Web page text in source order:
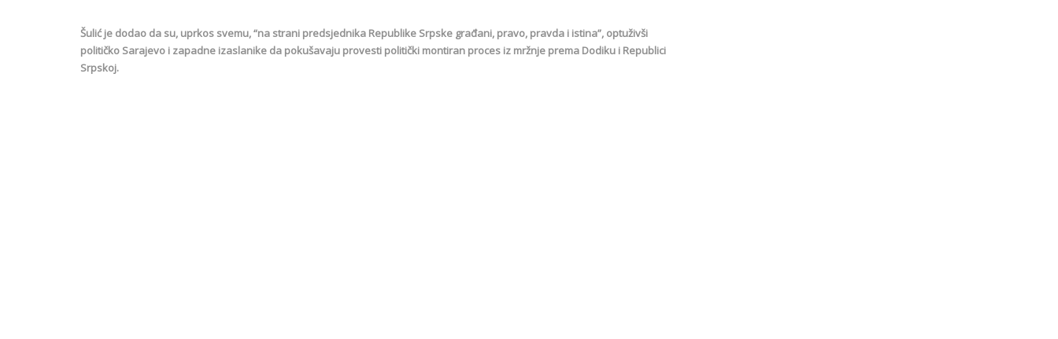
Šulić je dodao da su, uprkos svemu, “na strani predsjednika Republike Srpske građani, pravo, pravda i istina”, optuživši
političko Sarajevo i zapadne izaslanike da pokušavaju provesti politički montiran proces iz mržnje prema Dodiku i Republici
Srpskoj.